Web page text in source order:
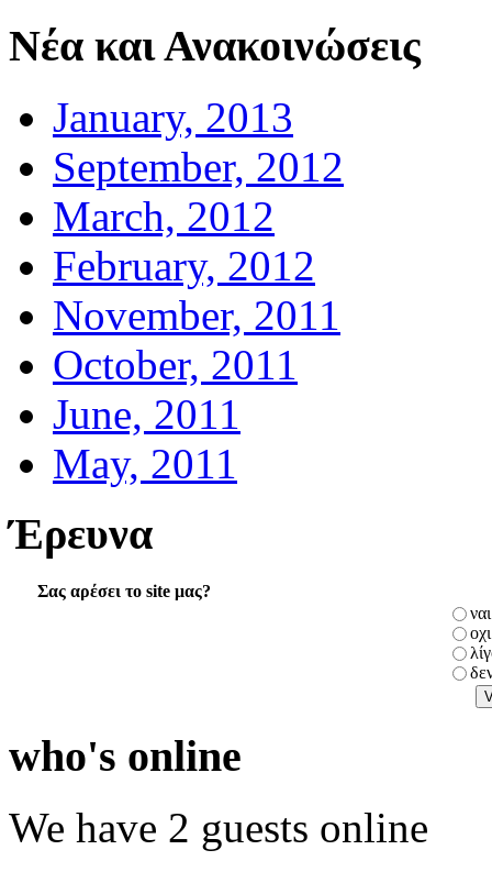
Νέα και Ανακοινώσεις
January, 2013
September, 2012
March, 2012
February, 2012
November, 2011
October, 2011
June, 2011
May, 2011
Έρευνα
Σας αρέσει το site μας?
ναι
οχι
who's online
We have 2 guests online